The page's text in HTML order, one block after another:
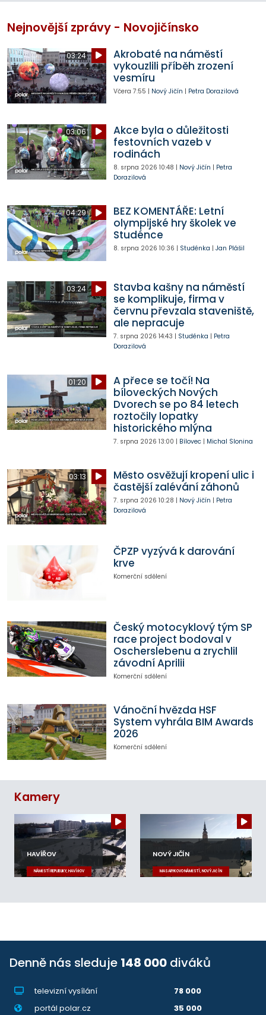
Nejnovější zprávy - Novojičínsko
03:24
Akrobaté na náměstí
vykouzlili příběh zrození
vesmíru
Včera 7:55 | Nový Jičín | Petra Dorazilová
03:06
Akce byla o důležitosti
festovních vazeb v
rodinách
8. srpna 2026 10:48 | Nový Jičín | Petra
Dorazilová
04:29
BEZ KOMENTÁŘE: Letní
olympijské hry školek ve
Studénce
8. srpna 2026 10:36 | Studénka | Jan Plášil
03:24
Stavba kašny na náměstí
se komplikuje, firma v
červnu převzala staveniště,
ale nepracuje
7. srpna 2026 14:43 | Studénka | Petra
Dorazilová
01:20
A přece se točí! Na
bíloveckých Nových
Dvorech se po 84 letech
roztočily lopatky
historického mlýna
7. srpna 2026 13:00 | Bílovec| Michal Slonina
03:13
Město osvěžují kropení ulic i
častější zalévání záhonů
7. srpna 2026 10:28 | Nový Jičín | Petra
Dorazilová
ČPZP vyzývá k darování
krve
Komerční sdělení
Český motocyklový tým SP
race project bodoval v
Oscherslebenu a zrychlil
závodní Aprilii
Komerční sdělení
Vánoční hvězda HSF
System vyhrála BIM Awards
2026
Komerční sdělení
Kamery
HAVÍŘOV
NÁMĚSTÍ REPUBLIKY, HAVÍŘOV
NOVÝ JIČÍN
MASARYKOVO NÁMĚSTÍ, NOVÝ JIČÍN
Denně nás sleduje 148 000 diváků
televizní vysílání
78 000
portál polar.cz
35 000